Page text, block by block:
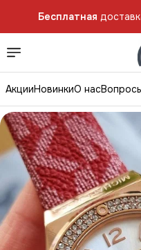
Бесплатная
АкцииНовинкиО нас